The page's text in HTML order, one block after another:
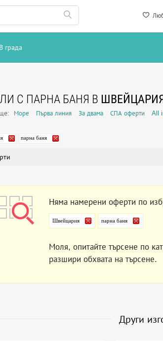
В града
С ПАРНА БАНЯ В
Море Първа линия За двама СПА оферти All
парна баня
Няма намерени оферти по
Швейцария парна баня
Моля, опитайте търсене по
разшири обхвата на търсене.
Други